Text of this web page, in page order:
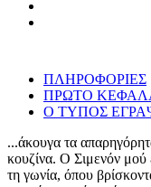
ΠΛΗΡΟΦΟΡΙΕΣ
ΠΡΩΤΟ
Ο ΤΥΠΟΣ
...άκουγα τα
κουζίνα. Ο Σιμενόν μού
τη γωνία, όπου